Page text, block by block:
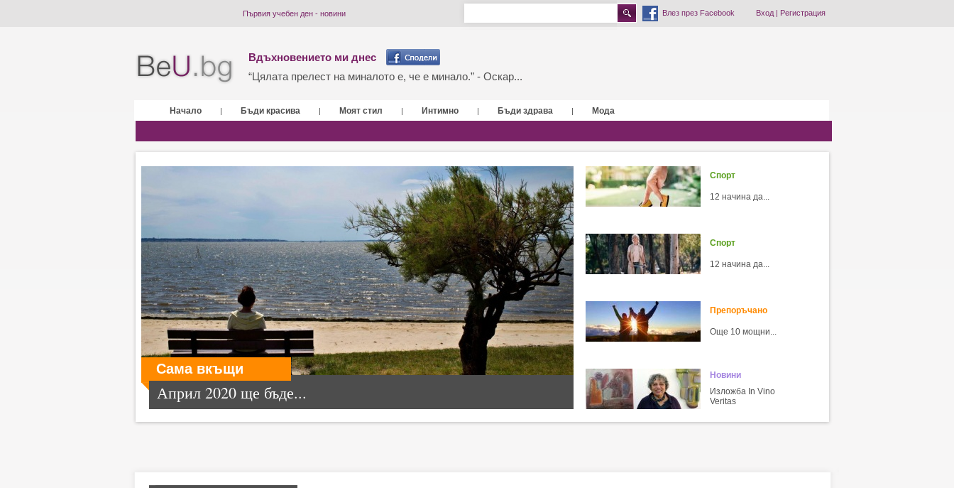
Първия учебен ден - новини Влез през Facebook Вход| Регистрация
Вдъхновението ми днес
“Цялата прелест на миналото е, че е минало.” - Оскар...
Начало | Бъди красива | Моят стил | Интимно | Бъди здрава | Мода
Сама вкъщи
Април 2020 ще бъде...
Спорт
12 начина да...
Спорт
12 начина да...
Препоръчано
Още 10 мощни...
Новини
Изложба In Vino
Veritas